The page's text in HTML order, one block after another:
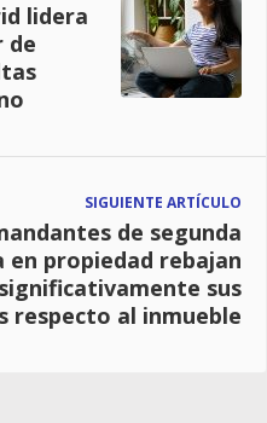
lidera
de
SIGUIENTE ARTÍCULO
de segunda
en propiedad rebajan
significativamente sus
respecto al inmueble